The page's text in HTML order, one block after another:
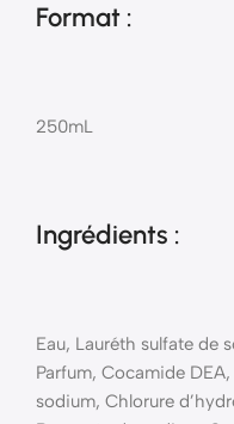
Format :
250mL
Ingrédients :
Eau, Lauréth sulfate de
Parfum, Cocamide
sodium, Chlorure